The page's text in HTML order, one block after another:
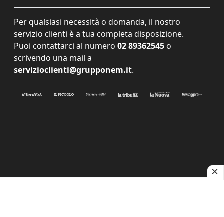
Per qualsiasi necessità o domanda, il nostro
servizio clienti è a tua completa disposizione.
Puoi contattarci al numero 02 89362545 o
scrivendo una mail a
servizioclienti@grupponem.it.